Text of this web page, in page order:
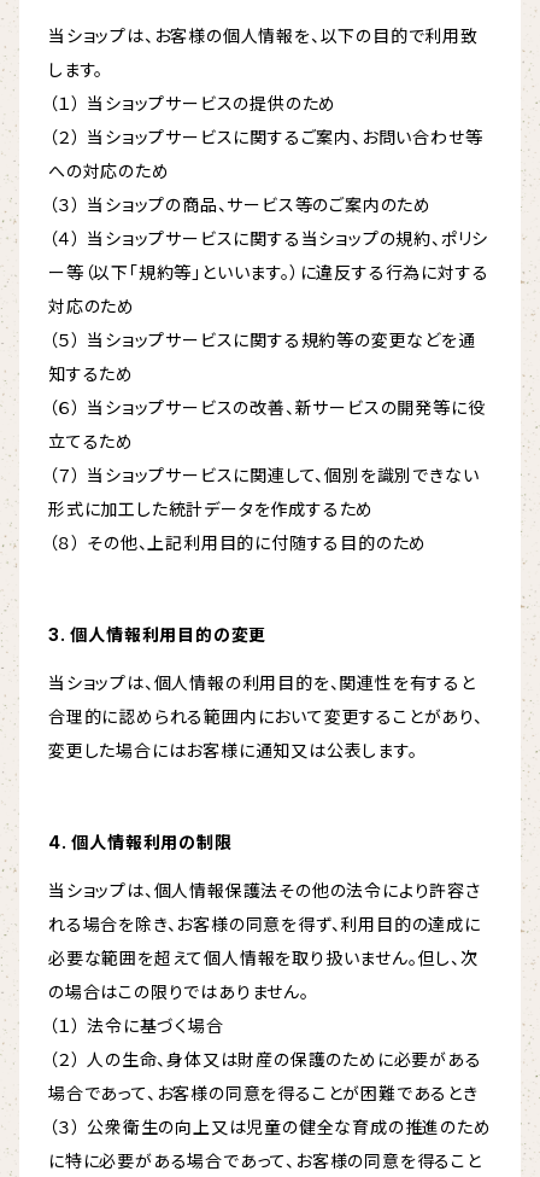
当ショップは、お客様の個人情報を、以下の目的で利用致
します。
（１） 当ショップサービスの提供のため
（２） 当ショップサービスに関するご案内、お問い合わせ等
への対応のため
（３） 当ショップの商品、サービス等のご案内のため
（４） 当ショップサービスに関する当ショップの規約、ポリシ
ー等（以下「規約等」といいます。）に違反する行為に対する
対応のため
（５） 当ショップサービスに関する規約等の変更などを通
知するため
（６） 当ショップサービスの改善、新サービスの開発等に役
立てるため
（７） 当ショップサービスに関連して、個別を識別できない
形式に加工した統計データを作成するため
（８） その他、上記利用目的に付随する目的のため
3. 個人情報利用目的の変更
当ショップは、個人情報の利用目的を、関連性を有すると
合理的に認められる範囲内において変更することがあり、
変更した場合にはお客様に通知又は公表します。
4. 個人情報利用の制限
当ショップは、個人情報保護法その他の法令により許容さ
れる場合を除き、お客様の同意を得ず、利用目的の達成に
必要な範囲を超えて個人情報を取り扱いません。但し、次
の場合はこの限りではありません。
（１） 法令に基づく場合
（２） 人の生命、身体又は財産の保護のために必要がある
場合であって、お客様の同意を得ることが困難であるとき
（３） 公衆衛生の向上又は児童の健全な育成の推進のため
に特に必要がある場合であって、お客様の同意を得ること